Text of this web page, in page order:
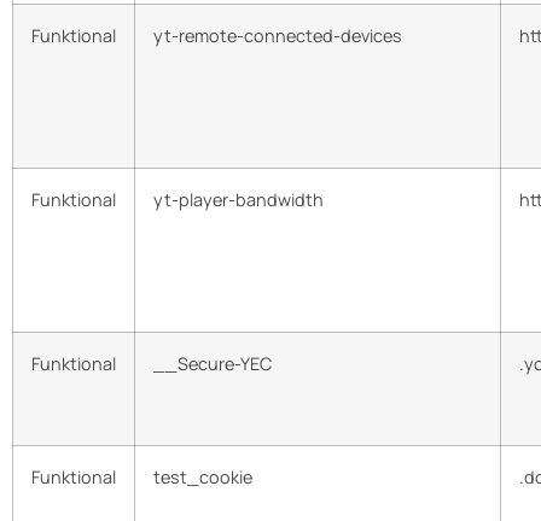
Funktional yt-remote-connected-devices
Funktional yt-player-bandwidth
Funktional __Secure-YEC
Funktional test_cookie